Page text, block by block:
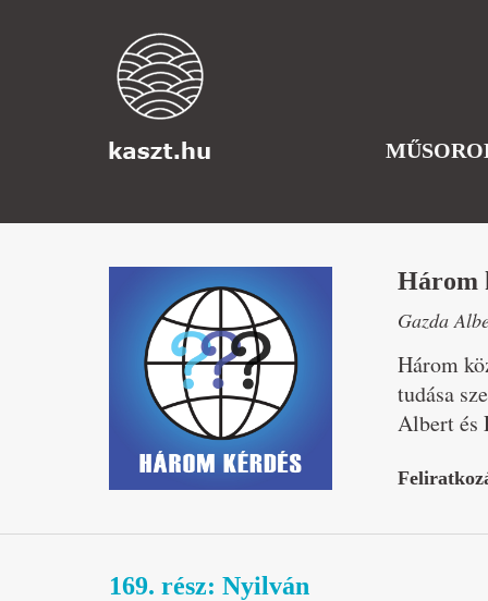
Három
Gazda
Három
tudása
Albert és
169. rész: Nyilván